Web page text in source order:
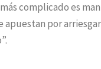
complicado es
apuestan por